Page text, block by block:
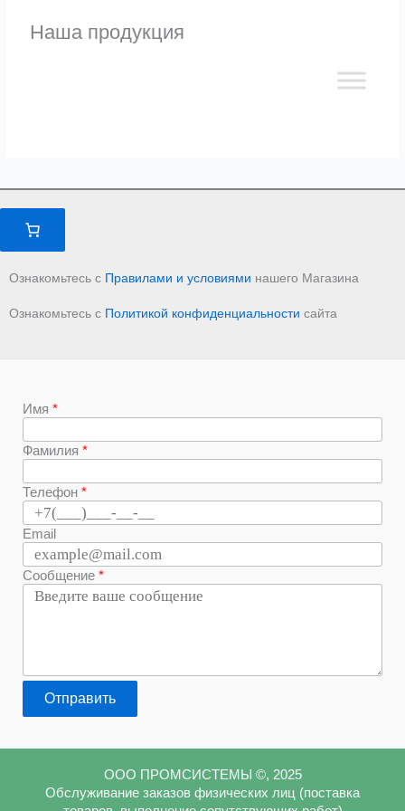
Наша продукция
Ознакомьтесь с Правилами и условиями нашего Магазина
Ознакомьтесь с Политикой конфиденциальности сайта
Имя
Фамилия
Телефон
Email
Сообщение
Отправить
ООО ПРОМСИСТЕМЫ ©, 2025
Обслуживание заказов физических лиц (поставка